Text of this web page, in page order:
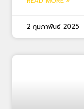
2 กุมภาพันธ์ 2025